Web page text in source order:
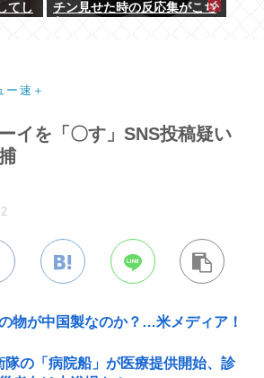
てし
チン見せた時の反応集がこち
ー速＋
イを「〇す」SNS投稿疑い
物が中国製なのか？…米メディア！
隊の「病院船」が医療提供開始、診